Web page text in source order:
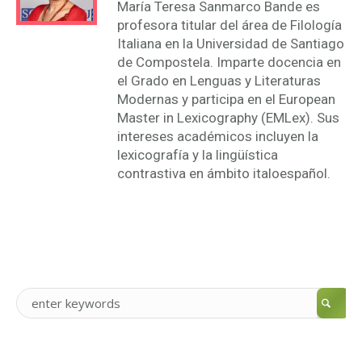
María Teresa Sanmarco Bande es
profesora titular del área de Filología
Italiana en la Universidad de Santiago
de Compostela. Imparte docencia en
el Grado en Lenguas y Literaturas
Modernas y participa en el European
Master in Lexicography (EMLex). Sus
intereses académicos incluyen la
lexicografía y la lingüística
contrastiva en ámbito italoespañol.